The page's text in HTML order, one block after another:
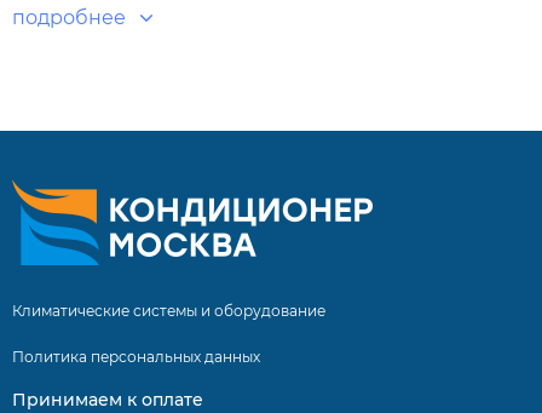
специалистами составляет 5 лет! Настенные сплит-
подробнее
Климатические системы и оборудование
Политика персональных данных
Принимаем к оплате